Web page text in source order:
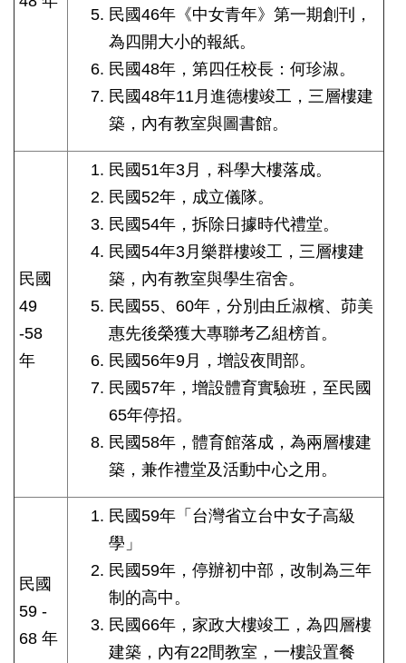
民國46年《中女青年》第一期創刊，
為四開大小的報紙。
民國48年，第四任校長：何珍淑。
民國48年11月進德樓竣工，三層樓建
築，內有教室與圖書館。
民國
49
-58
年
民國51年3月，科學大樓落成。
民國52年，成立儀隊。
民國54年，拆除日據時代禮堂。
民國54年3月樂群樓竣工，三層樓建
築，內有教室與學生宿舍。
民國55、60年，分別由丘淑檳、茆美
惠先後榮獲大專聯考乙組榜首。
民國56年9月，增設夜間部。
民國57年，增設體育實驗班，至民國
65年停招。
民國58年，體育館落成，為兩層樓建
築，兼作禮堂及活動中心之用。
民國
59 -
68 年
民國59年「台灣省立台中女子高級
學」
民國59年，停辦初中部，改制為三年
制的高中。
民國66年，家政大樓竣工，為四層樓
建築，內有22間教室，一樓設置餐